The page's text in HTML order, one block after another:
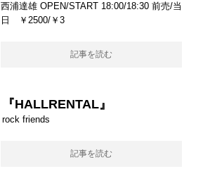
西浦達雄 OPEN/START 18:00/18:30 前売/当
日 ￥2500/￥3
記事を読む
『HALLRENTAL』
rock friends
記事を読む